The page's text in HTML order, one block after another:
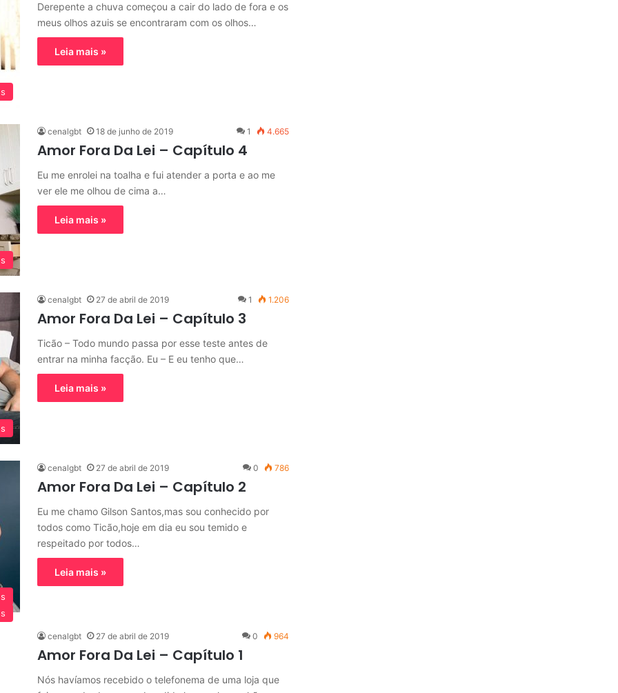
Derepente a chuva começou a cair do lado de fora e os
meus olhos azuis se encontraram com os olhos…
Leia mais »
cenalgbt 18 de junho de 2019 1 4.665
Amor Fora Da Lei – Capítulo 4
Eu me enrolei na toalha e fui atender a porta e ao me
ver ele me olhou de cima a…
Leia mais »
cenalgbt 27 de abril de 2019 1 1.206
Amor Fora Da Lei – Capítulo 3
Ticão – Todo mundo passa por esse teste antes de
entrar na minha facção. Eu – E eu tenho que…
Leia mais »
cenalgbt 27 de abril de 2019 0 786
Amor Fora Da Lei – Capítulo 2
Eu me chamo Gilson Santos,mas sou conhecido por
todos como Ticão,hoje em dia eu sou temido e
respeitado por todos…
Leia mais »
cenalgbt 27 de abril de 2019 0 964
Amor Fora Da Lei – Capítulo 1
Nós havíamos recebido o telefonema de uma loja que